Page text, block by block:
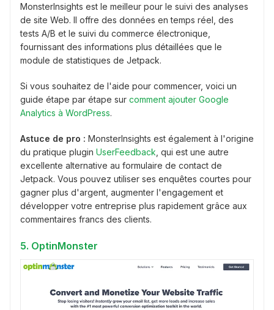
MonsterInsights est le meilleur pour le suivi des analyses
de site Web. Il offre des données en temps réel, des
tests A/B et le suivi du commerce électronique,
fournissant des informations plus détaillées que le
module de statistiques de Jetpack.
Si vous souhaitez de l'aide pour commencer, voici un
guide étape par étape sur comment ajouter Google
Analytics à WordPress.
Astuce de pro : MonsterInsights est également à l'origine
du pratique plugin UserFeedback , qui est une autre
excellente alternative au formulaire de contact de
Jetpack. Vous pouvez utiliser ses enquêtes courtes pour
gagner plus d'argent, augmenter l'engagement et
développer votre entreprise plus rapidement grâce aux
commentaires francs des clients.
5. OptinMonster